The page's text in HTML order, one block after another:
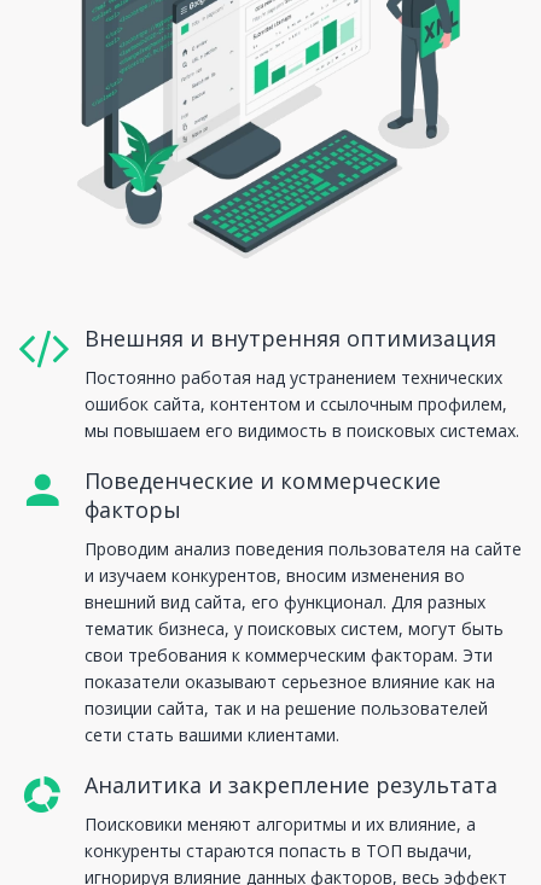
Внешняя и внутренняя оптимизация
Постоянно работая над устранением технических
ошибок сайта, контентом и ссылочным профилем,
мы повышаем его видимость в поисковых системах.
Поведенческие и коммерческие
факторы
Проводим анализ поведения пользователя на сайте
и изучаем конкурентов, вносим изменения во
внешний вид сайта, его функционал. Для разных
тематик бизнеса, у поисковых систем, могут быть
свои требования к коммерческим факторам. Эти
показатели оказывают серьезное влияние как на
позиции сайта, так и на решение пользователей
сети стать вашими клиентами.
Аналитика и закрепление результата
Поисковики меняют алгоритмы и их влияние, а
конкуренты стараются попасть в ТОП выдачи,
игнорируя влияние данных факторов, весь эффект